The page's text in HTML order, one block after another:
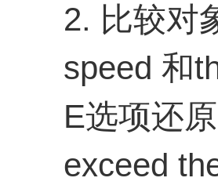
2. 比较对
speed 和
E选项还
exceed